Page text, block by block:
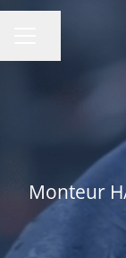
Monteur